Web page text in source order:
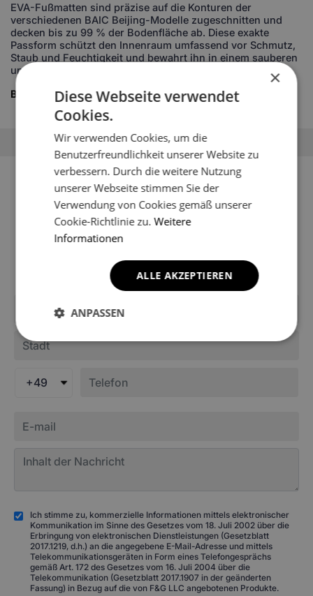
EVA-Fußmatten sind präzise auf die Konturen der
verschiedenen BAIC Beijing-Modelle zugeschnitten und
decken bis zu 99 % der Bodenfläche ab. Diese exakte
Passform schützt den Innenraum umfassend vor Schmutz,
Staub und Feuchtigkeit und bewahrt ihn in einem sauberen
und gepflegten Zustand.
Beschreibung ausklappen
Sie können Ihr Fahrzeugmodell
nicht finden?
Möglicherweise ist es noch nicht in den Katalog des
Informationen über die Fußmatten für Ihr Modell zu
erhalten.
+49
Ich stimme zu, kommerzielle Informationen mittels elektronischer
Kommunikation im Sinne des Gesetzes vom 18. Juli 2002 über die
Erbringung von elektronischen Dienstleistungen (Gesetzblatt
2017.1219, d.h.) an die angegebene E-Mail-Adresse und mittels
Telekommunikationsgeräten in Form eines Telefongesprächs
gemäß Art. 172 des Gesetzes vom 16. Juli 2004 über die
Telekommunikation (Gesetzblatt 2017.1907 in der geänderten
Fassung) in Bezug auf die von F&G LLC angebotenen Produkte.
×
Diese Webseite verwendet
Cookies.
Wir verwenden Cookies, um die
Benutzerfreundlichkeit unserer Website zu
verbessern. Durch die weitere Nutzung
unserer Webseite stimmen Sie der
Verwendung von Cookies gemäß unserer
Cookie-Richtlinie zu.Weitere
Informationen
ALLE AKZEPTIEREN
ANPASSEN